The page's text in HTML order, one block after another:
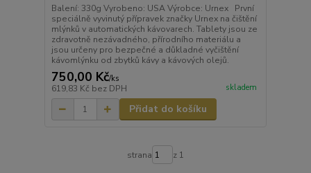
Balení: 330g Vyrobeno: USA Výrobce: Urnex První
speciálně vyvinutý přípravek značky Urnex na čištění
mlýnků v automatických kávovarech. Tablety jsou ze
zdravotně nezávadného, přírodního materiálu a
jsou určeny pro bezpečné a důkladné vyčištění
kávomlýnku od zbytků kávy a kávových olejů.
750,00 Kč/ks
619,83 Kč bez DPH skladem
Přidat do košíku
strana z 1